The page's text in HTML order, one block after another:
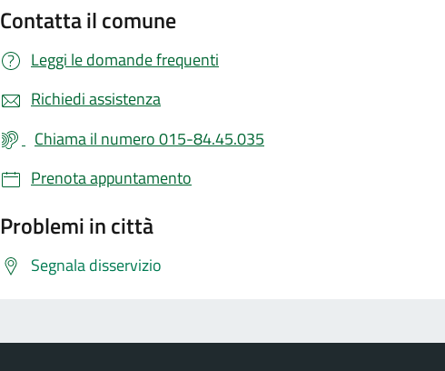
Contatta il comune
Leggi le domande frequenti
Richiedi assistenza
Chiama il numero 015-84.45.035
Prenota appuntamento
Problemi in città
Segnala disservizio